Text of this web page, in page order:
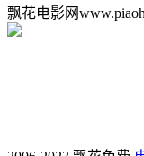
飘花电影网